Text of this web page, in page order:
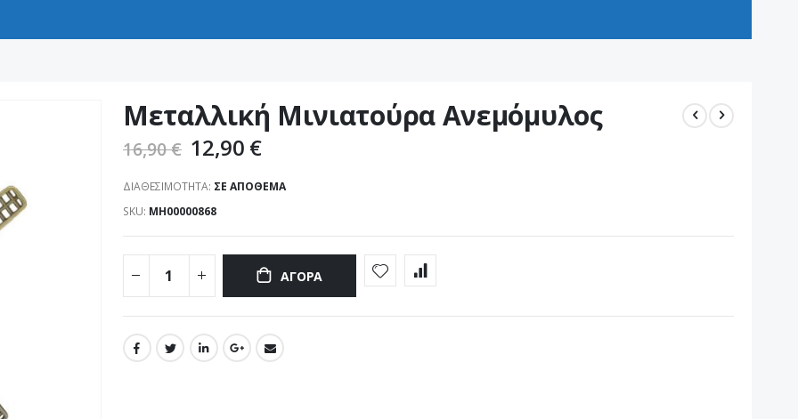
Μεταλλική Μινιατούρα Ανεμόμυλος
16,90 € 12,90 €
ΔΙΑΘΕΣΙΜΌΤΗΤΑ: ΣΕ ΑΠΌΘΕΜΑ
SKU ΜΗ00000868
ΑΓΟΡΆ